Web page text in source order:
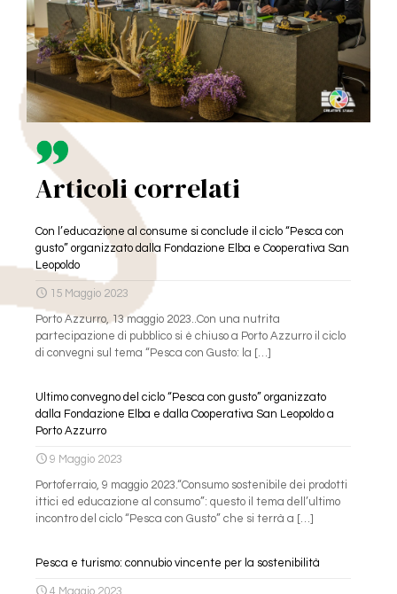
Articoli correlati
Con l’educazione al consume si conclude il ciclo “Pesca con
gusto” organizzato dalla Fondazione Elba e Cooperativa San
Leopoldo
15 Maggio 2023
Porto Azzurro, 13 maggio 2023..Con una nutrita
partecipazione di pubblico si è chiuso a Porto Azzurro il ciclo
di convegni sul tema “Pesca con Gusto: la […]
Ultimo convegno del ciclo “Pesca con gusto” organizzato
dalla Fondazione Elba e dalla Cooperativa San Leopoldo a
Porto Azzurro
9 Maggio 2023
Portoferraio, 9 maggio 2023.“Consumo sostenibile dei prodotti
ittici ed educazione al consumo”: questo il tema dell’ultimo
incontro del ciclo “Pesca con Gusto” che si terrà a […]
Pesca e turismo: connubio vincente per la sostenibilità
4 Maggio 2023